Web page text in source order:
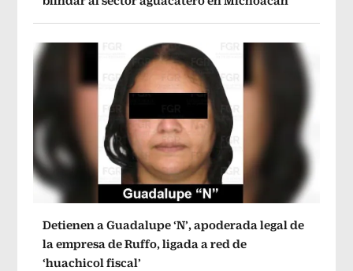
Detienen a Guadalupe ‘N’, apoderada legal de
la empresa de Ruffo, ligada a red de
‘huachicol fiscal’